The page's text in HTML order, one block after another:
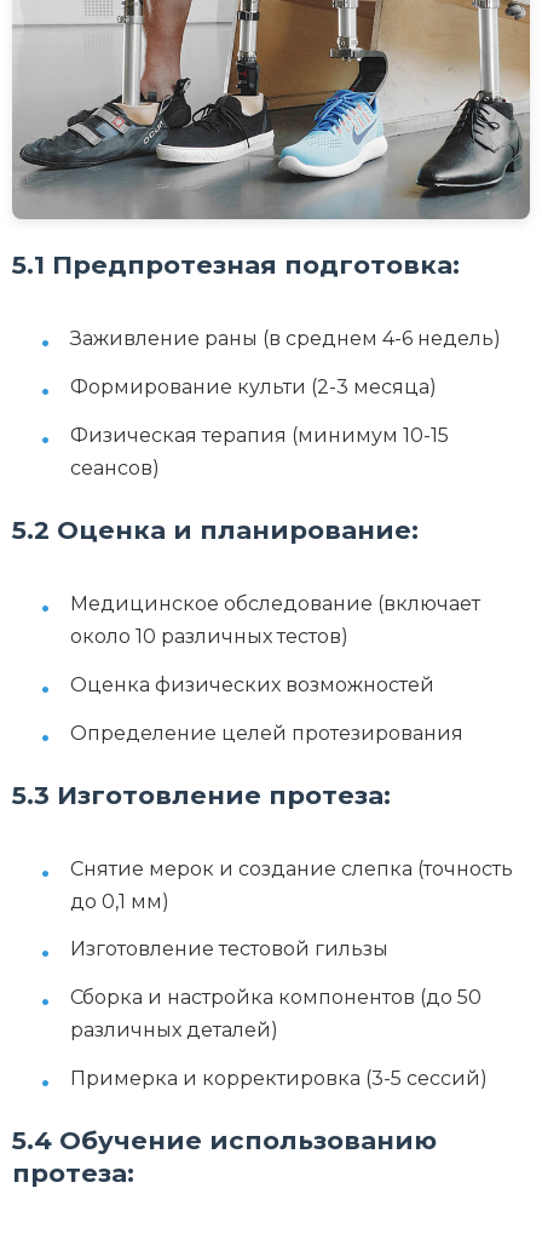
5.1 Предпротезная подготовка:
Заживление раны (в среднем 4-6 недель)
Формирование культи (2-3 месяца)
Физическая терапия (минимум 10-15
сеансов)
5.2 Оценка и планирование:
Медицинское обследование (включает
около 10 различных тестов)
Оценка физических возможностей
Определение целей протезирования
5.3 Изготовление протеза:
Снятие мерок и создание слепка (точность
до 0,1 мм)
Изготовление тестовой гильзы
Сборка и настройка компонентов (до 50
различных деталей)
Примерка и корректировка (3-5 сессий)
5.4 Обучение использованию
протеза: